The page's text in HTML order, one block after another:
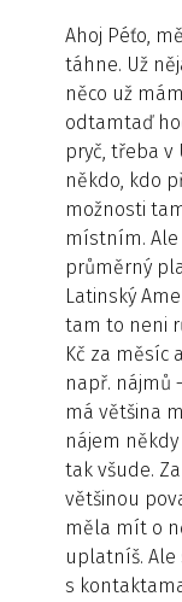
Ahoj Péťo,
táhne. Už
něco už
odtamtaď
pryč, třeba v
někdo, kdo
možnosti
místním. Ale
průměrný
Latinský
tam to neni
Kč za měsíc
např. nájmů
má většina
nájem
tak všude.
většinou
měla mít o
uplatníš. Ale
s